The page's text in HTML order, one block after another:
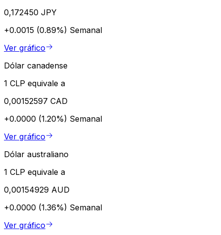
0,172450 JPY
+0.0015 (0.89%) Semanal
Ver gráfico
Dólar canadense
1 CLP equivale a
0,00152597 CAD
+0.0000 (1.20%) Semanal
Ver gráfico
Dólar australiano
1 CLP equivale a
0,00154929 AUD
+0.0000 (1.36%) Semanal
Ver gráfico